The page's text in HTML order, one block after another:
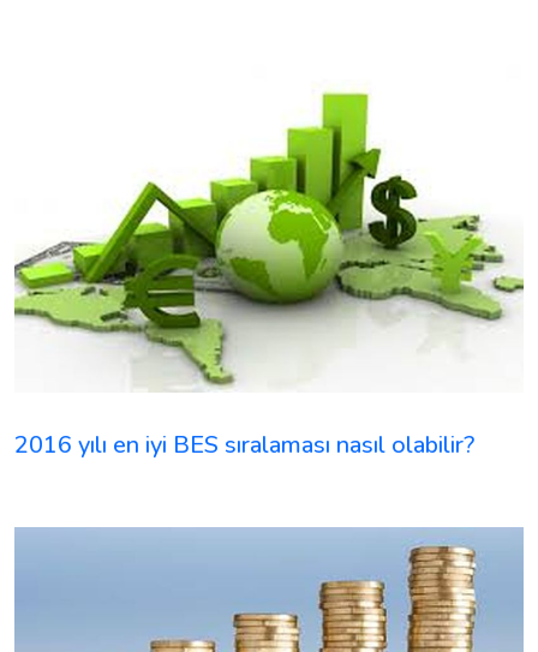
2016 yılı en iyi BES sıralaması nasıl olabilir?